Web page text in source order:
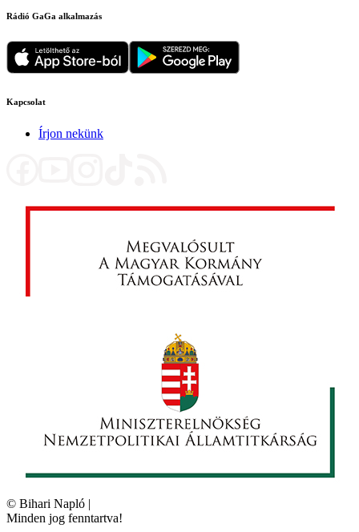
Rádió GaGa alkalmazás
Kapcsolat
Írjon nekünk
© Bihari Napló |
Minden jog fenntartva!